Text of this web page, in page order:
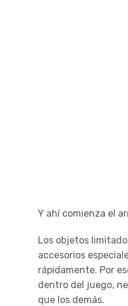
Y ahí comienza el
Los objetos
accesorios
rápidamente. Por
dentro del juego,
que los demás.